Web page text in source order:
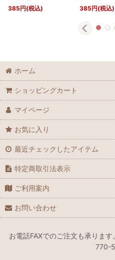
385円(税込)
385円(税込)
ホーム
ショッピングカート
マイページ
お気に入り
最近チェックしたアイテム
特定商取引法表示
ご利用案内
お問い合わせ
お電話FAXでのご注文も承りま
770-